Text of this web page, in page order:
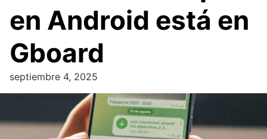
en Android está en
Gboard
septiembre 4, 2025